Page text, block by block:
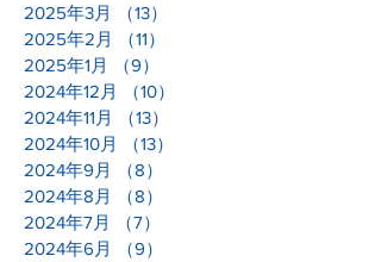
2025年3月
（13）
2025年2月
（11）
2025年1月
（9）
2024年12月
（10）
2024年11月
（13）
2024年10月
（13）
2024年9月
（8）
2024年8月
（8）
2024年7月
（7）
2024年6月
（9）